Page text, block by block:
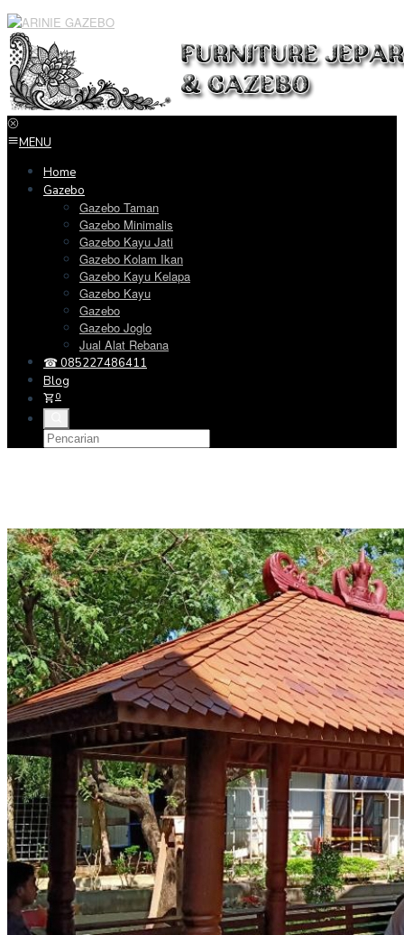
Loncat
ke
konten
MENU
Home
Gazebo
Gazebo Taman
Gazebo Minimalis
Gazebo Kayu Jati
Gazebo Kolam Ikan
Gazebo Kayu Kelapa
Gazebo Kayu
Gazebo
Gazebo Joglo
Jual Alat Rebana
☎ 085227486411
Blog
0